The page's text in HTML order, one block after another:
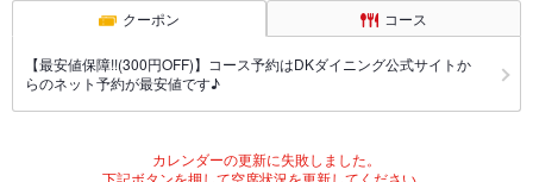
クーポン コース
【最安値保障!!(300円OFF)】コース予約はDKダイニング公式サイトか
らのネット予約が最安値です♪
カレンダーの更新に失敗しました。